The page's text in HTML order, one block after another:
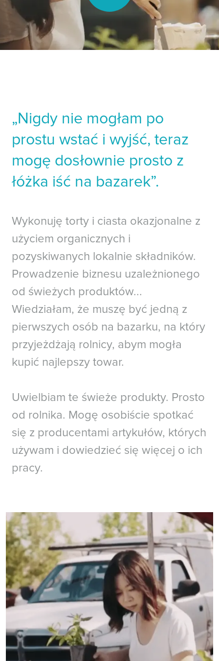
„Nigdy nie mogłam po
prostu wstać i wyjść, teraz
mogę dosłownie prosto z
łóżka iść na bazarek”.
Wykonuję torty i ciasta okazjonalne z
użyciem organicznych i
pozyskiwanych lokalnie składników.
Prowadzenie biznesu uzależnionego
od świeżych produktów...
Wiedziałam, że muszę być jedną z
pierwszych osób na bazarku, na który
przyjeżdżają rolnicy, abym mogła
kupić najlepszy towar.
Uwielbiam te świeże produkty. Prosto
od rolnika. Mogę osobiście spotkać
się z producentami artykułów, których
używam i dowiedzieć się więcej o ich
pracy.